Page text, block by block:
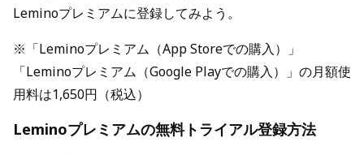
Leminoプレミアムに登録してみよう。
※「Leminoプレミアム（App Storeでの購入）」
「Leminoプレミアム（Google Playでの購入）」の月額使
用料は1,650円（税込）
Leminoプレミアムの無料トライアル登録方法